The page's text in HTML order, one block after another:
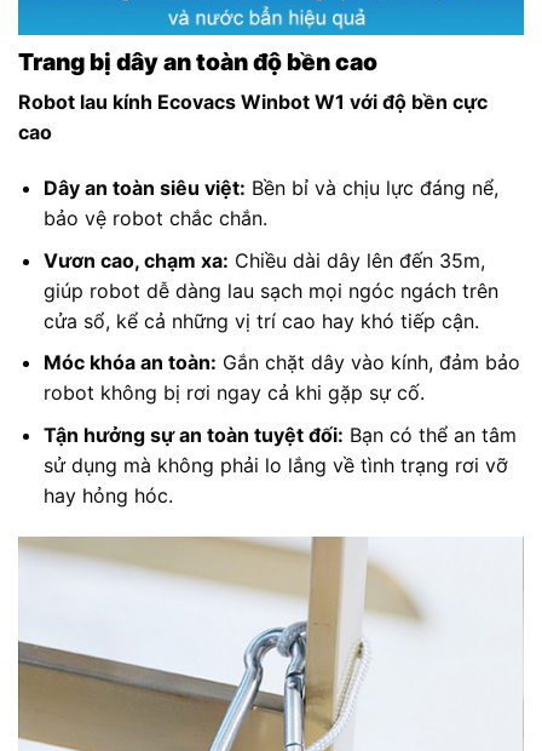
Trang bị dây an toàn độ bền cao
Robot lau kính Ecovacs Winbot W1 với độ bền cực
cao
Dây an toàn siêu việt: Bền bỉ và chịu lực đáng nể,
bảo vệ robot chắc chắn.
Vươn cao, chạm xa: Chiều dài dây lên đến 35m,
giúp robot dễ dàng lau sạch mọi ngóc ngách trên
cửa sổ, kể cả những vị trí cao hay khó tiếp cận.
Móc khóa an toàn: Gắn chặt dây vào kính, đảm bảo
robot không bị rơi ngay cả khi gặp sự cố.
Tận hưởng sự an toàn tuyệt đối: Bạn có thể an tâm
sử dụng mà không phải lo lắng về tình trạng rơi vỡ
hay hỏng hóc.